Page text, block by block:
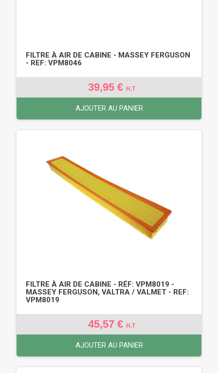
FILTRE À AIR DE CABINE - MASSEY FERGUSON
- REF: VPM8046
39,95 € H.T
AJOUTER AU PANIER
FILTRE À AIR DE CABINE - RÉF: VPM8019 -
MASSEY FERGUSON, VALTRA / VALMET - REF:
VPM8019
45,57 € H.T
AJOUTER AU PANIER